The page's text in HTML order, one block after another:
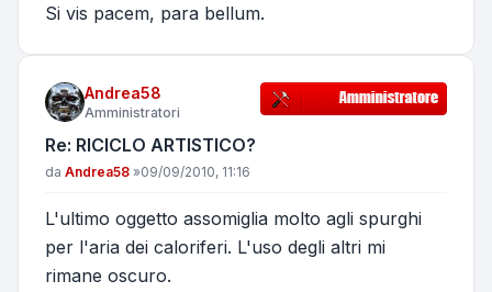
Si vis pacem, para bellum.
Andrea58
Amministratori
Re: RICICLO ARTISTICO?
Messaggio
da Andrea58 »09/09/2010, 11:16
L'ultimo oggetto assomiglia molto agli spurghi
per l'aria dei caloriferi. L'uso degli altri mi
rimane oscuro.